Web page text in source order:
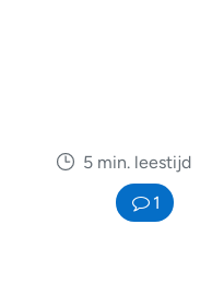
5 min. leestijd
1